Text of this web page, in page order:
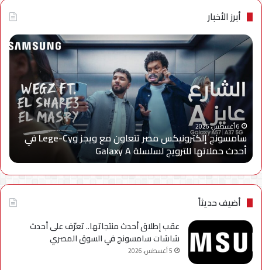
أبرز الأخبار
سامسونج
إلكترونيكس
مصر
تتعاون
وLege-
Cy
في
أحدث
حملاتها
للترويج
لسلسلة
Galaxy
A
6 أغسطس، 2026
سامسونج إلكترونيكس مصر تتعاون مع ويجز وLege-Cy في
أحدث حملاتها للترويج لسلسلة Galaxy A
My
أضيف حديثاً
عقب إطلاق أحدث منتجاتها.. تعرّف على أحدث
شاشات سامسونج في السوق المصري
5 أغسطس، 2026